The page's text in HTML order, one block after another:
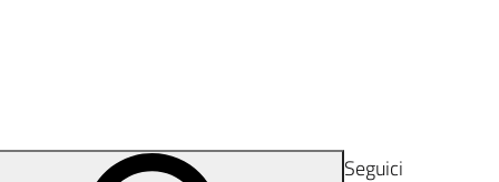
Seguici